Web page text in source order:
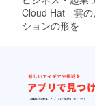
Cloud Hat - 雲
ションの形を